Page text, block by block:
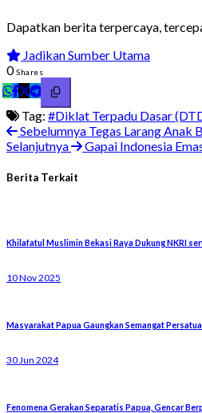
Dapatkan berita terpercaya,
Jadikan Sumber Utama
0Shares
Tag: #Diklat Terpadu Dasar
Sebelumnya Tegas Larang Anak
Selanjutnya
Gapai Indonesia
Berita Terkait
Khilafatul Muslimin Bekasi Raya Dukung NKRI
10 Nov 2025
Masyarakat Papua Gaungkan Semangat
30 Jun 2024
Fenomena Gerakan Separatis Papua, Gencar